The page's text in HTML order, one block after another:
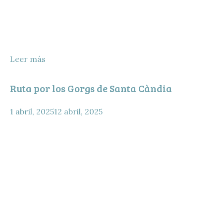
Leer más
Ruta por los Gorgs de Santa Càndia
1 abril, 202512 abril, 2025